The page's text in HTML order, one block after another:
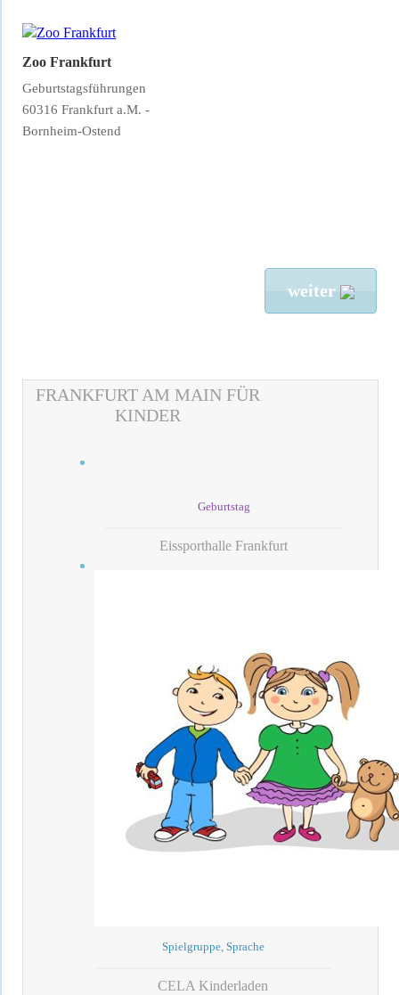
Zoo Frankfurt
Geburtstagsführungen
60316 Frankfurt a.M. -
Bornheim-Ostend
weiter
FRANKFURT AM MAIN FÜR
KINDER
Geburtstag
Eissporthalle Frankfurt
Spielgruppe, Sprache
CELA Kinderladen